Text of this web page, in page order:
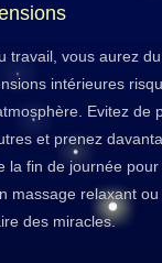
travail, vous aurez
intérieures
Evitez de
et prenez
la fin de journée
massage relaxant
des miracles.